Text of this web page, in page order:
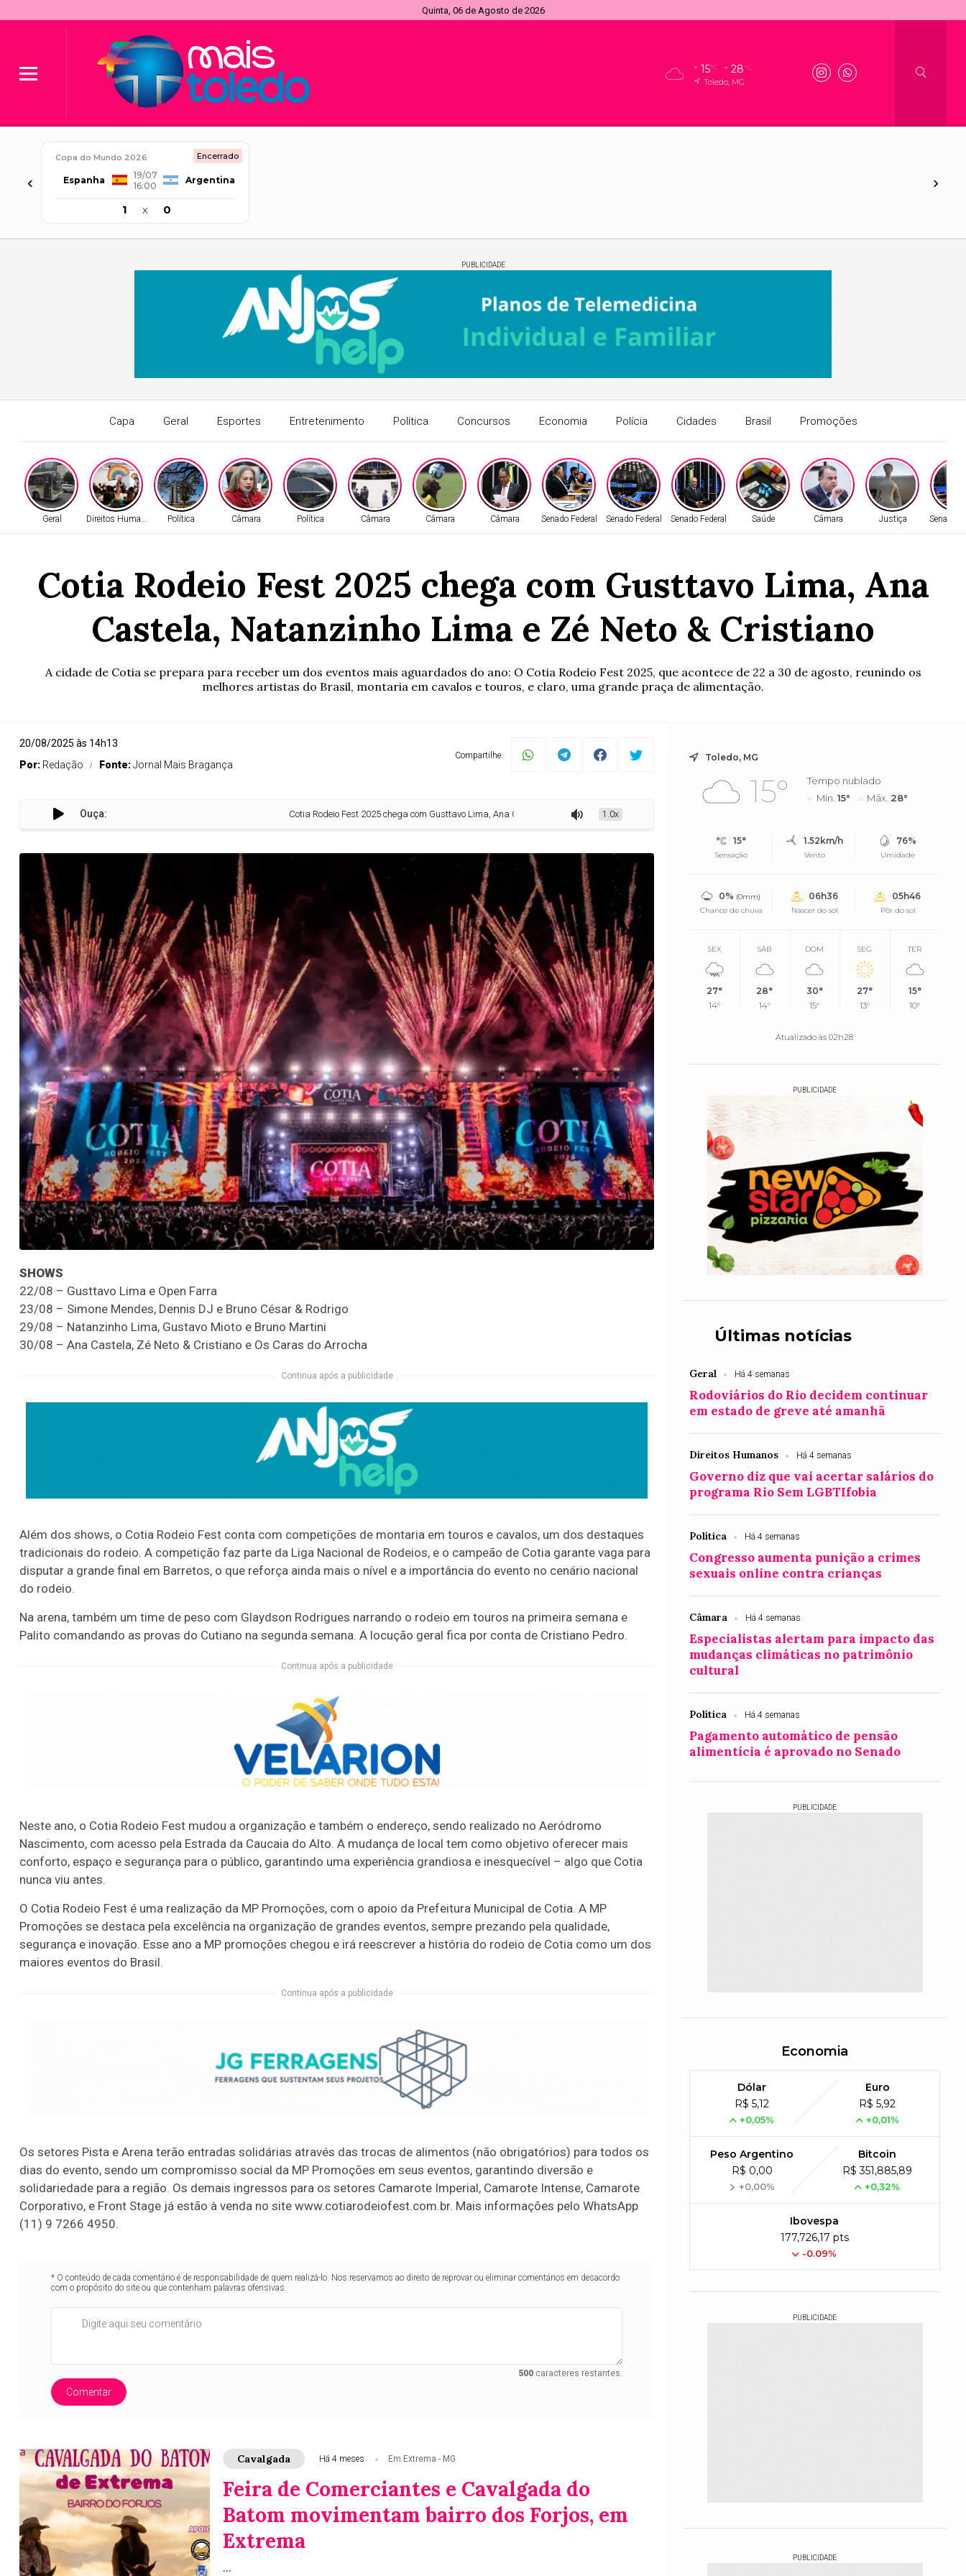
Quinta, 06 de Agosto de 2026
15°C 28°C
Toledo, MG
‹
Copa do Mundo 2026 Encerrado
Espanha
19/07
16:00
Argentina
1 x 0
›
PUBLICIDADE
Capa Geral Esportes Entretenimento Política Concursos Economia Polícia Cidades Brasil Promoções
Geral Direitos Humanos Política Câmara Política Câmara Câmara Câmara Senado Federal Senado Federal Senado Federal Saúde Câmara Justiça Senado
Cotia Rodeio Fest 2025 chega com Gusttavo Lima, Ana
Castela, Natanzinho Lima e Zé Neto & Cristiano
A cidade de Cotia se prepara para receber um dos eventos mais aguardados do ano: O Cotia Rodeio Fest 2025, que acontece de 22 a 30 de agosto, reunindo os
melhores artistas do Brasil, montaria em cavalos e touros, e claro, uma grande praça de alimentação.
20/08/2025 às 14h13
Por: Redação Fonte:Jornal Mais Bragança
Compartilhe:
Ouça: Cotia Rodeio Fest 2025 chega com Gusttavo Lima, Ana Castela, Natanzinho Lima e Zé Neto & Cristiano
1.0x
SHOWS
22/08 – Gusttavo Lima e Open Farra
23/08 – Simone Mendes, Dennis DJ e Bruno César & Rodrigo
29/08 – Natanzinho Lima, Gustavo Mioto e Bruno Martini
30/08 – Ana Castela, Zé Neto & Cristiano e Os Caras do Arrocha
Continua após a publicidade
Além dos shows, o Cotia Rodeio Fest conta com competições de montaria em touros e cavalos, um dos destaques
tradicionais do rodeio. A competição faz parte da Liga Nacional de Rodeios, e o campeão de Cotia garante vaga para
disputar a grande final em Barretos, o que reforça ainda mais o nível e a importância do evento no cenário nacional
do rodeio.
Na arena, também um time de peso com Glaydson Rodrigues narrando o rodeio em touros na primeira semana e
Palito comandando as provas do Cutiano na segunda semana. A locução geral fica por conta de Cristiano Pedro.
Continua após a publicidade
Neste ano, o Cotia Rodeio Fest mudou a organização e também o endereço, sendo realizado no Aeródromo
Nascimento, com acesso pela Estrada da Caucaia do Alto. A mudança de local tem como objetivo oferecer mais
conforto, espaço e segurança para o público, garantindo uma experiência grandiosa e inesquecível – algo que Cotia
nunca viu antes.
O Cotia Rodeio Fest é uma realização da MP Promoções, com o apoio da Prefeitura Municipal de Cotia. A MP
Promoções se destaca pela excelência na organização de grandes eventos, sempre prezando pela qualidade,
segurança e inovação. Esse ano a MP promoções chegou e irá reescrever a história do rodeio de Cotia como um dos
maiores eventos do Brasil.
Continua após a publicidade
Os setores Pista e Arena terão entradas solidárias através das trocas de alimentos (não obrigatórios) para todos os
dias do evento, sendo um compromisso social da MP Promoções em seus eventos, garantindo diversão e
solidariedade para a região. Os demais ingressos para os setores Camarote Imperial, Camarote Intense, Camarote
Corporativo, e Front Stage já estão à venda no site www.cotiarodeiofest.com.br. Mais informações pelo WhatsApp
(11) 9 7266 4950.
* O conteúdo de cada comentário é de responsabilidade de quem realizá-lo. Nos reservamos ao direito de reprovar ou eliminar comentários em desacordo
com o propósito do site ou que contenham palavras ofensivas.
500caracteres restantes.
Comentar
Cavalgada Há 4 meses Em Extrema - MG
Feira de Comerciantes e Cavalgada do
Batom movimentam bairro dos Forjos, em
Extrema
...
Toledo, MG
15°
Tempo nublado
Mín.15° Máx. 28°
15°
Sensação
1.52km/h
Vento
76%
Umidade
0% (0mm)
Chance de chuva
06h36
Nascer do sol
05h46
Pôr do sol
SEX
27°
14°
SÁB
28°
14°
DOM
30°
15°
SEG
27°
13°
TER
15°
10°
Atualizado às 02h28
PUBLICIDADE
Últimas notícias
Geral Há 4 semanas
Rodoviários do Rio decidem continuar
em estado de greve até amanhã
Direitos Humanos Há 4 semanas
Governo diz que vai acertar salários do
programa Rio Sem LGBTIfobia
Política Há 4 semanas
Congresso aumenta punição a crimes
sexuais online contra crianças
Câmara Há 4 semanas
Especialistas alertam para impacto das
mudanças climáticas no patrimônio
cultural
Política Há 4 semanas
Pagamento automático de pensão
alimentícia é aprovado no Senado
PUBLICIDADE
Economia
Dólar
R$ 5,12
+0,05%
Euro
R$ 5,92
+0,01%
Peso Argentino
R$ 0,00
+0,00%
Bitcoin
R$ 351,885,89
+0,32%
Ibovespa
177,726,17 pts
-0.09%
PUBLICIDADE
PUBLICIDADE